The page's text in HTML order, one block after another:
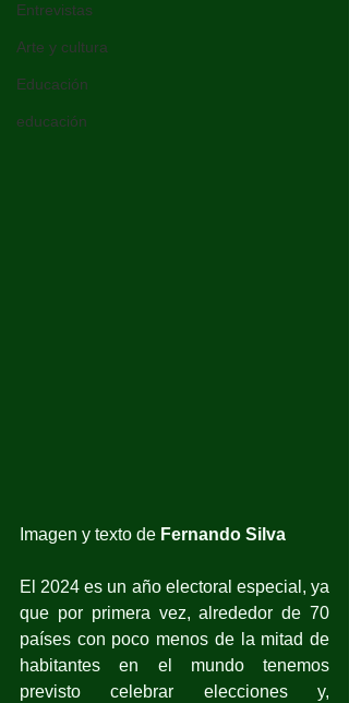
Entrevistas
Arte y cultura
Educación
educación
Imagen y texto de Fernando Silva
El 2024 es un año electoral especial, ya
que por primera vez, alrededor de 70
países con poco menos de la mitad de
habitantes en el mundo tenemos
previsto celebrar elecciones y,